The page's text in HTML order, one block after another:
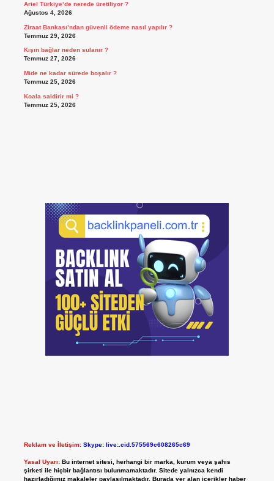
Ariel Türkiye’de nerede üretiliyor ?
Ağustos 4, 2026
Ziraat Bankası’ndan güvenli ödeme nasıl yapılır ?
Temmuz 29, 2026
Kışın bağlar neden sulanır ?
Temmuz 27, 2026
Mide ne kadar sürede boşalır ?
Temmuz 25, 2026
Koala saldirir mi ?
Temmuz 25, 2026
Reklam ve İletişim: Skype: live:.cid.575569c608265c69
Yasal Uyarı: Bu internet sitesi, herhangi bir marka, kurum veya şahıs
şirketi ile hiçbir bağlantısı bulunmamaktadır. Sitede yalnızca kendi
hazırladığımız makaleler paylaşılmaktadır. Burada yer alan içerikler haber